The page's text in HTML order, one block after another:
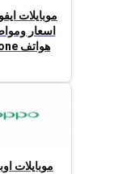
موبايلات
اسعار
هواتف iPhone
موبايلات